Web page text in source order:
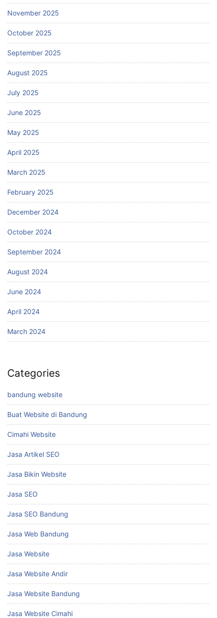
November 2025
October 2025
September 2025
August 2025
July 2025
June 2025
May 2025
April 2025
March 2025
February 2025
December 2024
October 2024
September 2024
August 2024
June 2024
April 2024
March 2024
Categories
bandung website
Buat Website di Bandung
Cimahi Website
Jasa Artikel SEO
Jasa Bikin Website
Jasa SEO
Jasa SEO Bandung
Jasa Web Bandung
Jasa Website
Jasa Website Andir
Jasa Website Bandung
Jasa Website Cimahi